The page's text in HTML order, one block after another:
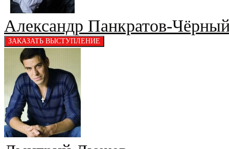
Александр Панкратов-